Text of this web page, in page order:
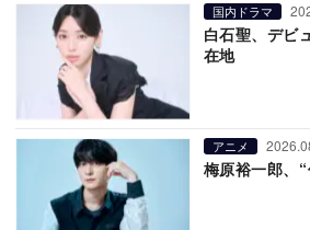
国内ドラマ
白石聖、デビ
在地
アニメ
梅原裕一郎、